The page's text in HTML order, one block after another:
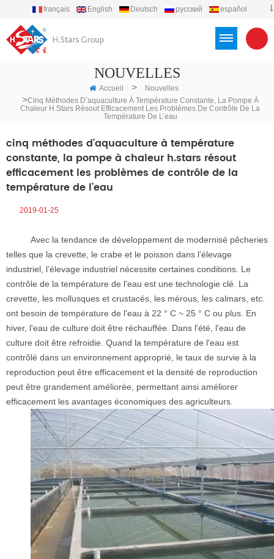
français English Deutsch русский
español
NOUVELLES
Accueil > Nouvelles
>Cinq Méthodes D’aquaculture À Température Constante, La Pompe À
Chaleur H.stars Résout Efficacement Les Problèmes De Contrôle De La
Température De L’eau
cinq méthodes d’aquaculture à température
constante, la pompe à chaleur h.stars résout
efficacement les problèmes de contrôle de la
température de l’eau
2019-01-25
Avec la tendance de développement de modernisé pêcheries
telles que la crevette, le crabe et le poisson dans l’élevage
industriel, l’élevage industriel nécessite certaines conditions. Le
contrôle de la température de l'eau est une technologie clé. La
crevette, les mollusques et crustacés, les mérous, les calmars, etc.
ont besoin de température de l'eau à 22 ° C ~ 25 ° C ou plus. En
hiver, l'eau de culture doit être réchauffée. Dans l'été, l'eau de
culture doit être refroidie. Quand la température de l'eau est
contrôlé dans un environnement approprié, le taux de survie à la
reproduction peut être efficacement et la densité de reproduction
peut être grandement améliorée, permettant ainsi améliorer
efficacement les avantages économiques des agriculteurs.